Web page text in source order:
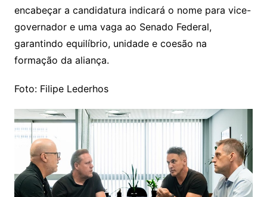
encabeçar a candidatura indicará o nome para vice-
governador e uma vaga ao Senado Federal,
garantindo equilíbrio, unidade e coesão na
formação da aliança.
Foto: Filipe Lederhos